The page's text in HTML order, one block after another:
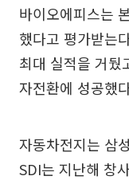
바이오에피스는
했다고 평가받는
최대 실적을 거뒀
자전환에 성공했
자동차전지는 삼
SDI는 지난해 창